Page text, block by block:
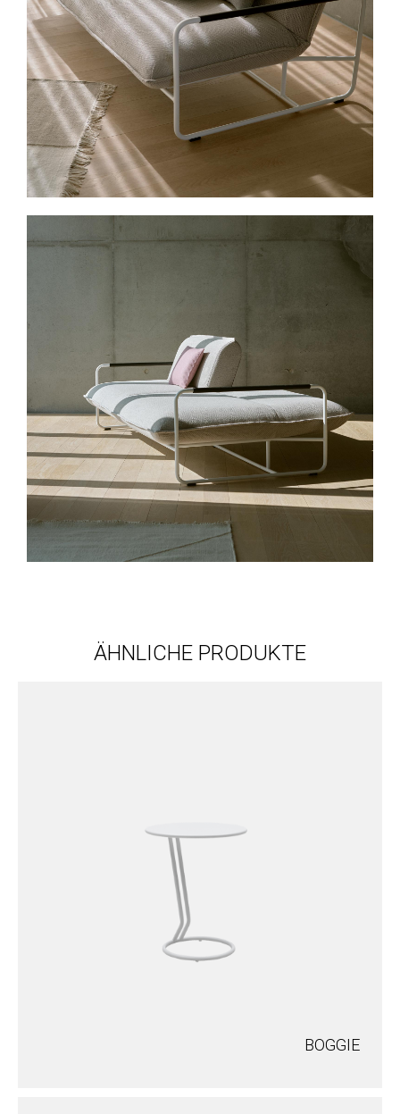
ÄHNLICHE PRODUKTE
BOGGIE